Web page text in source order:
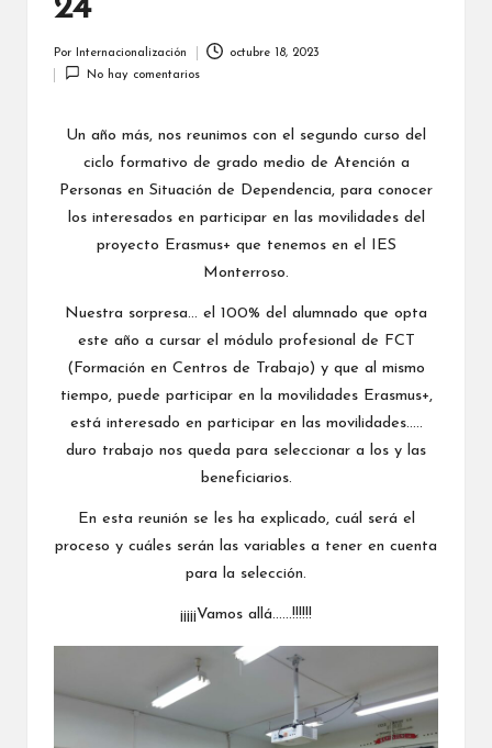
24
por
Por Internacionalización
octubre 18, 2023
No hay comentarios
Un año más, nos reunimos con el segundo curso del
ciclo formativo de grado medio de Atención a
Personas en Situación de Dependencia, para conocer
los interesados en participar en las movilidades del
proyecto Erasmus+ que tenemos en el IES
Monterroso.
Nuestra sorpresa… el 100% del alumnado que opta
este año a cursar el módulo profesional de FCT
(Formación en Centros de Trabajo) y que al mismo
tiempo, puede participar en la movilidades Erasmus+,
está interesado en participar en las movilidades…..
duro trabajo nos queda para seleccionar a los y las
beneficiarios.
En esta reunión se les ha explicado, cuál será el
proceso y cuáles serán las variables a tener en cuenta
para la selección.
¡¡¡¡¡Vamos allá……!!!!!!